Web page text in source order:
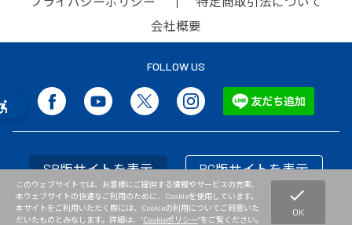
会社概要
FOLLOW US
SP版サイトを表示 PC版サイトを表示
Copyright © NISHI Athletic Goods Co.,Ltd. All Rights Reserved.
このウェブサイトでは、お客様にご提供する情報やサービスの充実、
本ウェブサイトの快適なご利用のために、Cookieを使用しています。
本サイトをご利用いただく際には、Cookieの利用についてご同意いた
だいたものとみなします。詳細は、”Cookieポリシー”をご覧ください。
check
OK